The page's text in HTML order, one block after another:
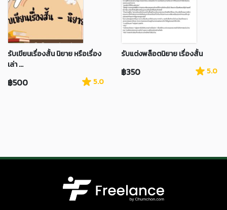
รับเขียนเรื่องสั้น นิยาย หรือเรื่อง
เล่า ...
฿500 5.0
รับแต่งพล็อตนิยาย เรื่องสั้น
฿350 5.0